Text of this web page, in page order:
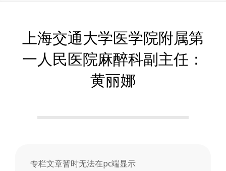
数
智
上海交通大学医学院附属第
一人民医院麻醉科副主任：
黄丽娜
专栏文章暂时无法在pc端显示